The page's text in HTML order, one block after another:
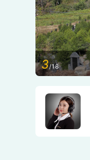
3/18